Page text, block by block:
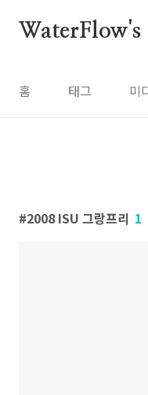
홈 태그 미
2008 ISU 그랑프리 1